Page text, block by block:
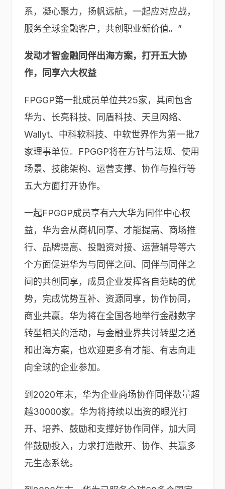
系，凝心聚力，扬帆远航，一起应对应战，
服务全球金融客户，共创职业新价值。”
发动才智金融同伴出海方案，打开五大协
作，同享六大权益
FPGGP第一批成员单位共25家，其间包含
华为、长亮科技、同盾科技、天旦网络、
Wallyt、中科软科技、中软世界作为第一批7
家理事单位。FPGGP将在方针与法规、使用
场景、技能架构、运营支撑、协作与推行等
五大方面打开协作。
一起FPGGP成员享有六大华为同伴中心权
益，华为会从商机同享、才能提高、商场推
行、品牌提高、投融资对接、运营辅导等六
个方面促进华为与同伴之间、同伴与同伴之
间的共创同享，成员企业发挥各自范畴的优
势，完成优势互补、资源同享，协作协同，
商业共赢。华为将在全国各地举行金融数字
转型相关的活动，与金融业界共讨转型之道
和出海方案，也欢迎更多有才能、有志向走
向全球的企业参加。
到2020年末，华为企业商场协作同伴数量超
越30000家。华为将持续以出资的眼光打
开、培养、鼓励和支撑好协作同伴，加大同
伴鼓励投入，力求打造敞开、协作、共赢多
元生态系统。